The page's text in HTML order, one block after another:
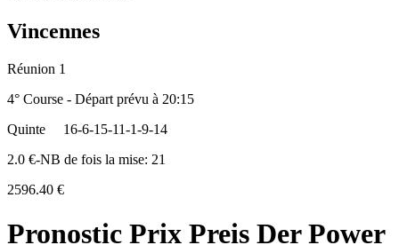
Vincennes
Réunion 1
4° Course - Départ prévu à 20:15
Quinte
16-6-15-11-1-9-14
2.0 €-NB de fois la mise: 21
2596.40 €
Pronostic Prix Preis Der Power